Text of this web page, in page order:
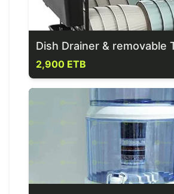
Dish Drainer & removable
2,900 ETB